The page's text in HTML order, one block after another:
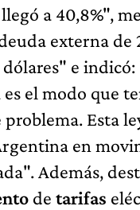
a 40,8%",
externa de
e indicó:
el modo que
problema. Esta
en
Además,
de tarifas